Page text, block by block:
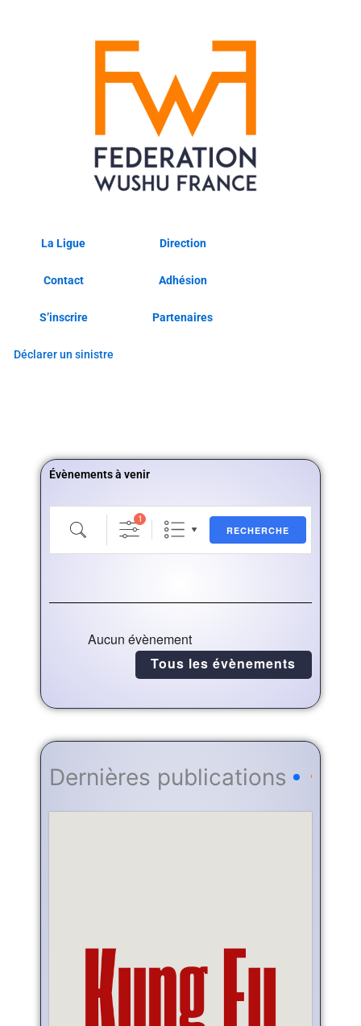
La Ligue Direction
Contact Adhésion
S’inscrire Partenaires
Déclarer un sinistre
Évènements à venir
Recherche
1
RECHERCHE
Aucun évènement
Tous les évènements
Dernières publications